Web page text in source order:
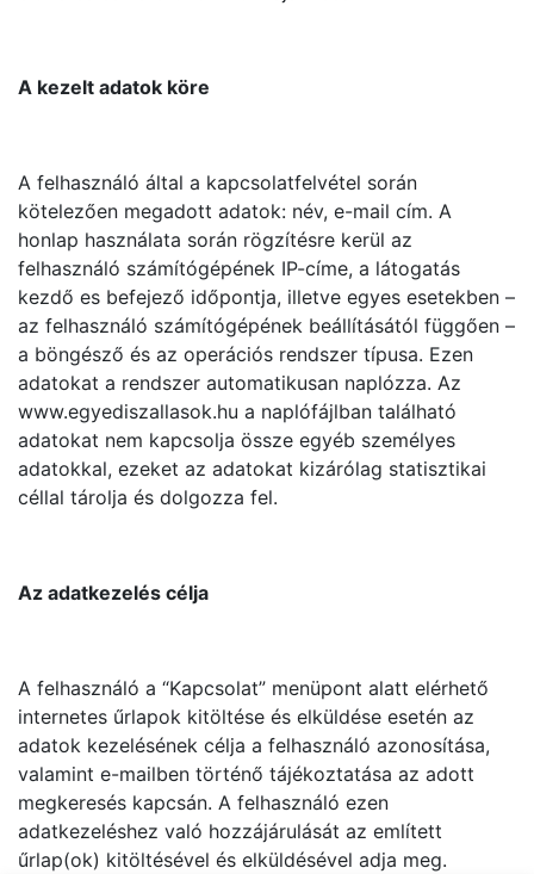
A kezelt adatok köre
A felhasználó által a kapcsolatfelvétel során
kötelezően megadott adatok: név, e-mail cím. A
honlap használata során rögzítésre kerül az
felhasználó számítógépének IP-címe, a látogatás
kezdő es befejező időpontja, illetve egyes esetekben –
az felhasználó számítógépének beállításától függően –
a böngésző és az operációs rendszer típusa. Ezen
adatokat a rendszer automatikusan naplózza. Az
www.egyediszallasok.hu a naplófájlban található
adatokat nem kapcsolja össze egyéb személyes
adatokkal, ezeket az adatokat kizárólag statisztikai
céllal tárolja és dolgozza fel.
Az adatkezelés célja
A felhasználó a “Kapcsolat” menüpont alatt elérhető
internetes űrlapok kitöltése és elküldése esetén az
adatok kezelésének célja a felhasználó azonosítása,
valamint e-mailben történő tájékoztatása az adott
megkeresés kapcsán. A felhasználó ezen
adatkezeléshez való hozzájárulását az említett
űrlap(ok) kitöltésével és elküldésével adja meg.